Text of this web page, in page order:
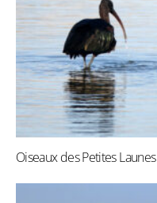
Oiseaux des Petites Launes